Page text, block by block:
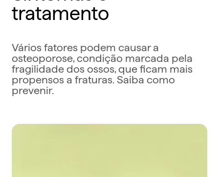
tratamento
Vários fatores podem causar a
osteoporose, condição marcada pela
fragilidade dos ossos, que ficam mais
propensos a fraturas. Saiba como
prevenir.